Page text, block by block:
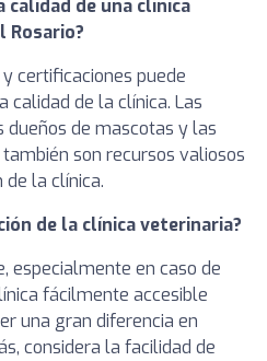
calidad de una clínica
Rosario?
certificaciones puede
calidad de la clínica. Las
dueños de mascotas y las
son recursos valiosos
la clínica.
de la clínica veterinaria?
especialmente en caso de
fácilmente accesible
una gran diferencia en
considera la facilidad de